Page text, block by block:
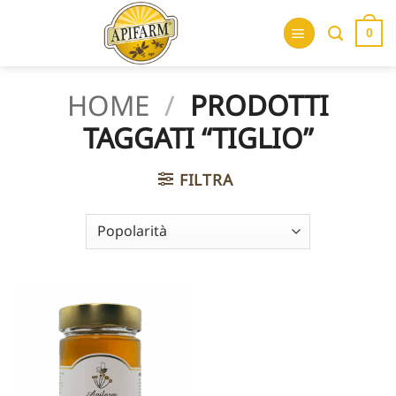
0
HOME / PRODOTTI
TAGGATI “TIGLIO”
FILTRA